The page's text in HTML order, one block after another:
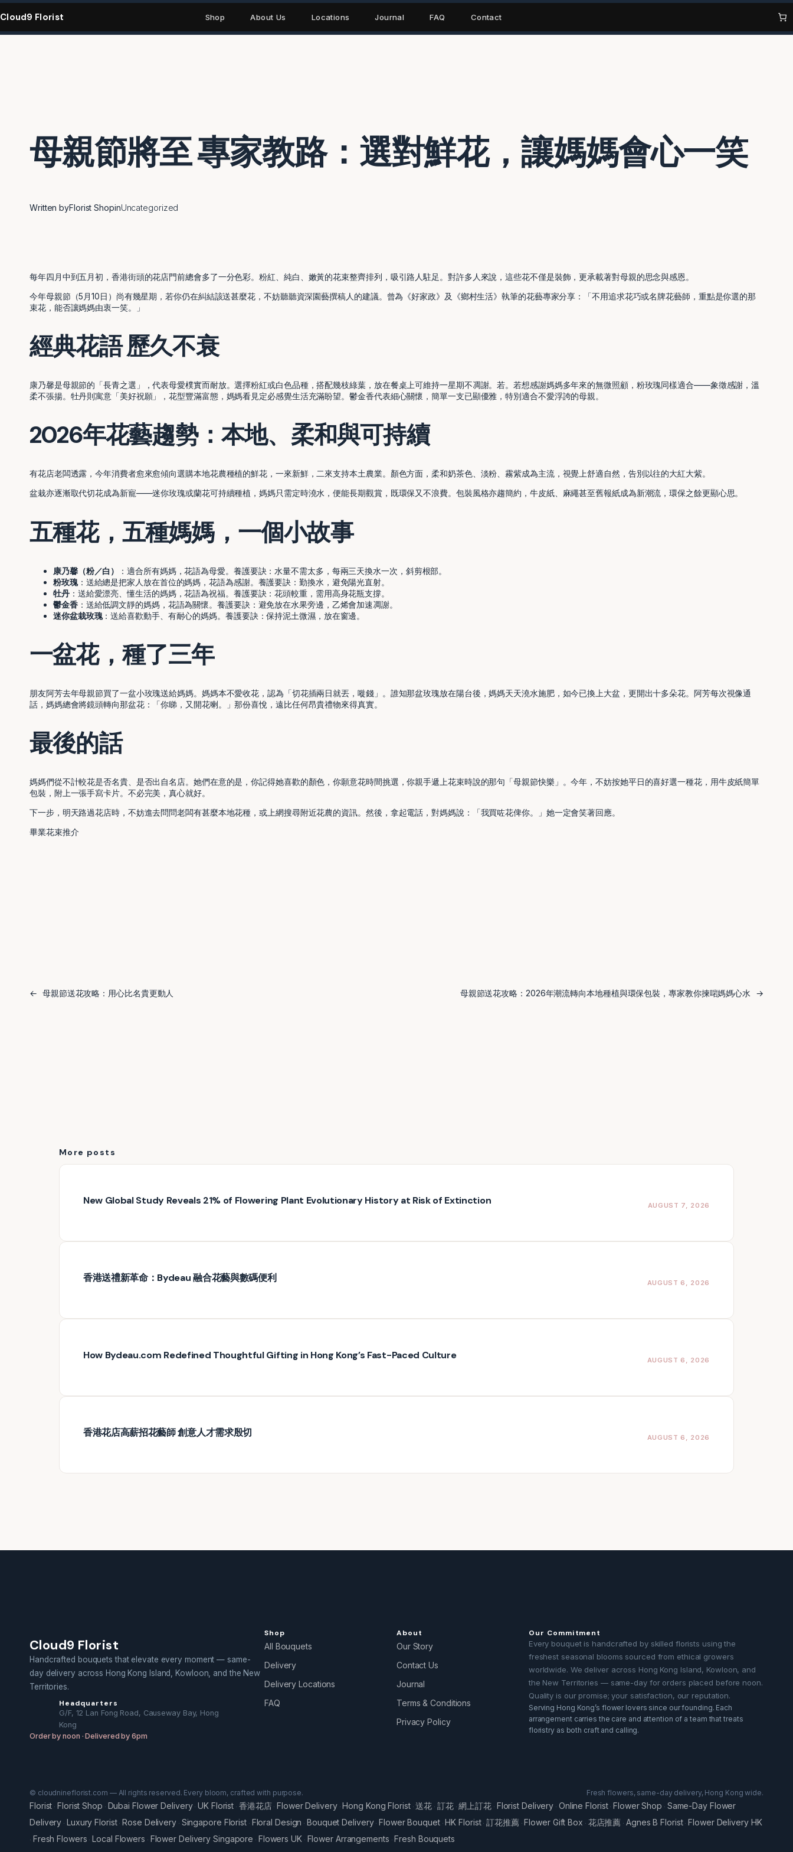
Skip
to
Cloud9 Florist Shop About Us Locations Journal FAQ Contact
母親節將至 專家教路：選對鮮花，讓媽媽會心一笑
Written byFlorist ShopinUncategorized
每年四月中到五月初，香港街頭的花店門前總會多了一分色彩。粉紅、純白、嫩黃的花束整齊排列，吸引路人駐足。對許多人來說，這些花不僅是裝飾，更承載著對母親的思念與感恩。
今年母親節（5月10日）尚有幾星期，若你仍在糾結該送甚麼花，不妨聽聽資深園藝撰稿人的建議。曾為《好家政》及《鄉村生活》執筆的花藝專家分享：「不用追求花巧或名牌花藝師，重點是你選的那
束花，能否讓媽媽由衷一笑。」
經典花語 歷久不衰
康乃馨是母親節的「長青之選」，代表母愛樸實而耐放。選擇粉紅或白色品種，搭配幾枝綠葉，放在餐桌上可維持一星期不凋謝。若。若想感謝媽媽多年來的無微照顧，粉玫瑰同樣適合——象徵感謝，溫
柔不張揚。牡丹則寓意「美好祝願」，花型豐滿富態，媽媽看見定必感覺生活充滿盼望。鬱金香代表細心關懷，簡單一支已顯優雅，特別適合不愛浮誇的母親。
2026年花藝趨勢：本地、柔和與可持續
有花店老闆透露，今年消費者愈來愈傾向選購本地花農種植的鮮花，一來新鮮，二來支持本土農業。顏色方面，柔和奶茶色、淡粉、霧紫成為主流，視覺上舒適自然，告別以往的大紅大紫。
盆栽亦逐漸取代切花成為新寵——迷你玫瑰或蘭花可持續種植，媽媽只需定時澆水，便能長期觀賞，既環保又不浪費。包裝風格亦趨簡約，牛皮紙、麻繩甚至舊報紙成為新潮流，環保之餘更顯心思。
五種花，五種媽媽，一個小故事
康乃馨（粉／白）
：適合所有媽媽，花語為母愛。養護要訣：水量不需太多，每兩三天換水一次，斜剪根部。
粉玫瑰：送給總是把家人放在首位的媽媽，花語為感謝。養護要訣：勤換水，避免陽光直射。
牡丹：送給愛漂亮、懂生活的媽媽，花語為祝福。養護要訣：花頭較重，需用高身花瓶支撐。
鬱金香：送給低調文靜的媽媽，花語為關懷。養護要訣：避免放在水果旁邊，乙烯會加速凋謝。
迷你盆栽玫瑰：送給喜歡動手、有耐心的媽媽。養護要訣：保持泥土微濕，放在窗邊。
一盆花，種了三年
朋友阿芳去年母親節買了一盆小玫瑰送給媽媽。媽媽本不愛收花，認為「切花插兩日就丟，嘥錢」。誰知那盆玫瑰放在陽台後，媽媽天天澆水施肥，如今已換上大盆，更開出十多朵花。阿芳每次視像通
話，媽媽總會將鏡頭轉向那盆花：「你睇，又開花喇。」那份喜悅，遠比任何昂貴禮物來得真實。
最後的話
媽媽們從不計較花是否名貴、是否出自名店。她們在意的是，你記得她喜歡的顏色，你願意花時間挑選，你親手遞上花束時說的那句「母親節快樂」。今年，不妨按她平日的喜好選一種花，用牛皮紙簡單
包裝，附上一張手寫卡片。不必完美，真心就好。
下一步，明天路過花店時，不妨進去問問老闆有甚麼本地花種，或上網搜尋附近花農的資訊。然後，拿起電話，對媽媽說：「我買咗花俾你。」她一定會笑著回應。
畢業花束推介
← 母親節送花攻略：用心比名貴更動人 母親節送花攻略：2026年潮流轉向本地種植與環保包裝，專家教你揀啱媽媽心水 →
More posts
New Global Study Reveals 21% of Flowering Plant Evolutionary History at Risk of Extinction AUGUST 7, 2026
香港送禮新革命：Bydeau 融合花藝與數碼便利 AUGUST 6, 2026
How Bydeau.com Redefined Thoughtful Gifting in Hong Kong’s Fast-Paced Culture AUGUST 6, 2026
香港花店高薪招花藝師 創意人才需求殷切 AUGUST 6, 2026
Cloud9 Florist
Handcrafted bouquets that elevate every moment — same-
day delivery across Hong Kong Island, Kowloon, and the New
Territories.
Headquarters
G/F, 12 Lan Fong Road, Causeway Bay, Hong
Kong
Order by noon · Delivered by 6pm
Shop
All Bouquets
Delivery
Delivery Locations
FAQ
About
Our Story
Contact Us
Journal
Terms & Conditions
Privacy Policy
Our Commitment
Every bouquet is handcrafted by skilled florists using the
freshest seasonal blooms sourced from ethical growers
worldwide. We deliver across Hong Kong Island, Kowloon, and
the New Territories — same-day for orders placed before noon.
Quality is our promise; your satisfaction, our reputation.
Serving Hong Kong’s flower lovers since our founding. Each
arrangement carries the care and attention of a team that treats
floristry as both craft and calling.
© cloudnineflorist.com — All rights reserved. Every bloom, crafted with purpose. Fresh flowers, same-day delivery, Hong Kong wide.
Florist · Florist Shop · Dubai Flower Delivery·UK Florist · 香港花店 · Flower Delivery· Hong Kong Florist·送花 · 訂花·網上訂花 · Florist Delivery · Online Florist· Flower Shop · Same-Day Flower
Delivery · Luxury Florist· Rose Delivery· Singapore Florist· Floral Design · Bouquet Delivery· Flower Bouquet· HK Florist·訂花推薦 · Flower Gift Box · 花店推薦 · Agnes B Florist· Flower Delivery HK
· Fresh Flowers · Local Flowers · Flower Delivery Singapore · Flowers UK· Flower Arrangements · Fresh Bouquets